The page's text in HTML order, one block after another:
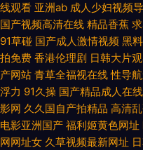
Av网站 91在线免费观看地址 日
免费 51性情网网站 91豆花成人
人在线观看一区 在线观看淫藏漫
超碰9人妻 亚洲一区二区蜜桃 91
线观看 亚洲ab 成人少妇视频
国产视频高清在线 精品香蕉
91草碰 国产成人激情视频 黑
拍免费 香港伦理剧 日韩大片
产网站 青草全福视在线 性导
浮力 91久操 国产精品成人在线
影网 久久国自产拍精品 高清
电影亚洲国产 福利姬黄色网址
网网址女 久草视频最新网址